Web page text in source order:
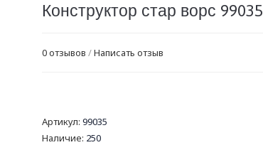
Конструктор стар ворс 99035
0 отзывов /Написать отзыв
Артикул: 99035
Наличие: 250